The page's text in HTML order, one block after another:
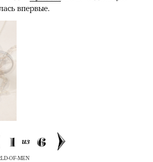
впервые.
1 из 6
OF-MEN